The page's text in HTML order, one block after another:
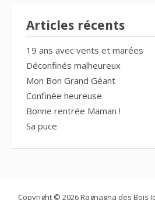
Articles récents
19 ans avec vents et marées
Déconfinés malheureux
Mon Bon Grand Géant
Confinée heureuse
Bonne rentrée Maman !
Sa puce
Copyright © 2026 Ragnagna des Bois